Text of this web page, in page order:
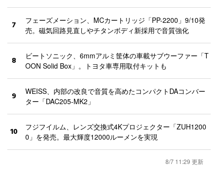
7
フェーズメーション、MCカートリッジ「PP-2200」9/10発
売。磁気回路見直しやチタンボディ新採用で音質強化
8
ビートソニック、6mmアルミ筐体の車載サブウーファー「T
OON Solid Box」。トヨタ車専用取付キットも
9
WEISS、内部の改良で音質を高めたコンパクトDAコンバー
ター「DAC205-MK2」
10
フジフイルム、レンズ交換式4Kプロジェクター「ZUH1200
0」を発売。最大輝度12000ルーメンを実現
8/7 11:29 更新